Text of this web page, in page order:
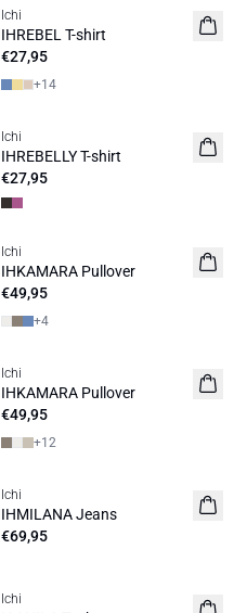
NEUHEIT
Ichi
IHREBEL T-shirt
€27,95
+14
NEUHEIT
Ichi
IHREBELLY T-shirt
€27,95
NEUHEIT
Ichi
IHKAMARA Pullover
€49,95
+4
NEUHEIT
Ichi
IHKAMARA Pullover
€49,95
+12
NEUHEIT
Ichi
IHMILANA Jeans
€69,95
NEUHEIT
Ichi